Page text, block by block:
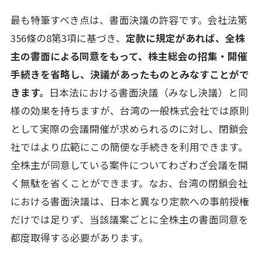
最も特筆すべき点は、書面決議の許容です。会社法第
356條の8第3項に基づき、 定款に規定があれば、全株
主の書面による同意をもって、株主総会の招集・開催
手続きを省略し、決議があったものとみなすことがで
きます。 日本法における書面決議（みなし決議）と同
様の効果を持ちますが、台湾の一般株式会社では原則
として実際の会議開催が求められるのに対し、閉鎖会
社ではより広範にこの簡便な手続きを利用できます。
全株主が同意している案件についてわざわざ会議を開
く無駄を省くことができます。なお、台湾の閉鎖会社
における書面決議は、日本と異なり定款への事前授権
だけでは足りず、当該議案ごとに全株主の書面同意を
都度取得する必要があります。